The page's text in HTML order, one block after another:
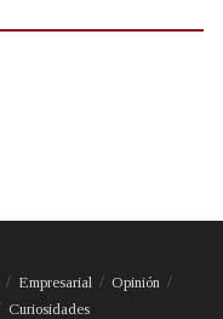
Empresarial
Opinión
Curiosidades